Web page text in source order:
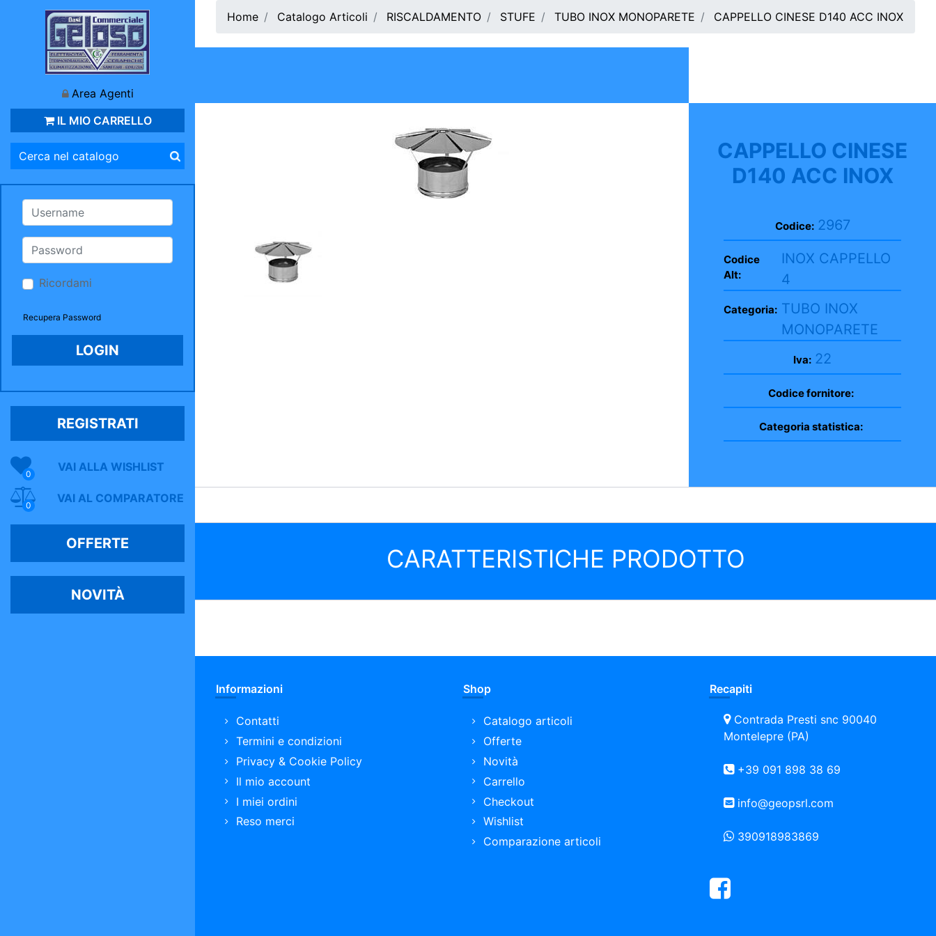
Area Agenti
IL MIO CARRELLO
Ricordami
Recupera Password
REGISTRATI
VAI ALLA WISHLIST
0
VAI AL COMPARATORE
0
OFFERTE
NOVITÀ
Home Catalogo Articoli RISCALDAMENTO STUFE TUBO INOX MONOPARETE CAPPELLO CINESE D140 ACC INOX
CAPPELLO CINESE
D140 ACC INOX
Codice: 2967
Codice
Alt:
INOX CAPPELLO
4
Categoria: TUBO INOX
MONOPARETE
Iva: 22
Codice fornitore:
Categoria statistica:
CARATTERISTICHE PRODOTTO
Informazioni
Contatti
Termini e condizioni
Privacy & Cookie Policy
Il mio account
I miei ordini
Reso merci
Shop
Catalogo articoli
Offerte
Novità
Carrello
Checkout
Wishlist
Comparazione articoli
Recapiti
Contrada Presti snc 90040
Montelepre (PA)
+39 091 898 38 69
info@geopsrl.com
390918983869
Facebook